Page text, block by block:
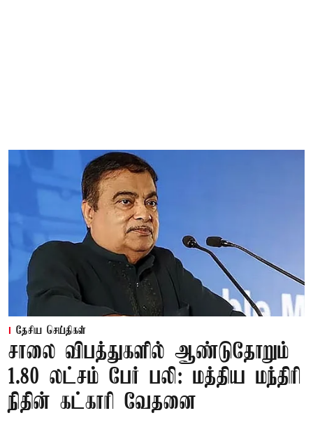
தேசிய செய்திகள்
சாலை விபத்துகளில் ஆண்டுதோறும்
1.80 லட்சம் பேர் பலி: மத்திய மந்திரி
நிதின் கட்காரி வேதனை